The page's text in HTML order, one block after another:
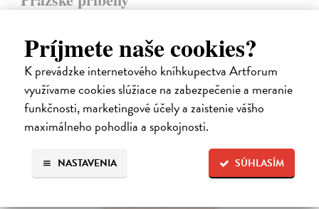
Príjmete naše cookies?
K prevádzke internetového kníhkupectva Artforum
využívame cookies slúžiace na zabezpečenie a meranie
funkčnosti, marketingové účely a zaistenie vášho
maximálneho pohodlia a spokojnosti.
SÚHLASÍM
NASTAVENIA
umožňovalo koním vstup do velkého sálu na rytířské turnaje? Víte,
kde žije, naparuje se a roztahuje svá nádherná pera nejkrásnější
pražský…
Zasielame do 10 dní
16,19 €